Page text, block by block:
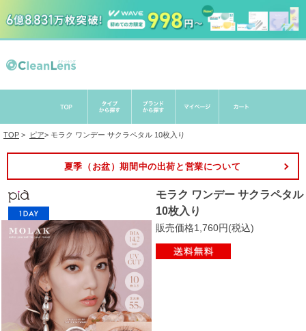
TOP > ピア> モラク ワンデー サクラペタル 10枚入り
夏季（お盆）期間中の出荷と営業について
モラク ワンデー サクラペタル
10枚入り
販売価格1,760円(税込)